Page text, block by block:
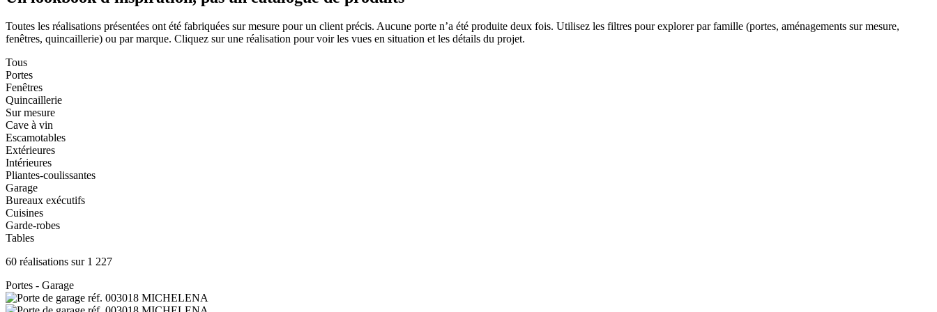
Toutes les réalisations présentées ont été fabriquées sur mesure pour un client précis. Aucune porte n’a été produite deux fois. Utilisez les filtres pour explorer par famille (portes, aménagements sur mesure,
fenêtres, quincaillerie) ou par marque. Cliquez sur une réalisation pour voir les vues en situation et les détails du projet.
Tous
Portes
Fenêtres
Quincaillerie
Sur mesure
Cave à vin
Escamotables
Extérieures
Intérieures
Pliantes-coulissantes
Garage
Bureaux exécutifs
Cuisines
Garde-robes
Tables
60 réalisations sur 1 227
Portes - Garage